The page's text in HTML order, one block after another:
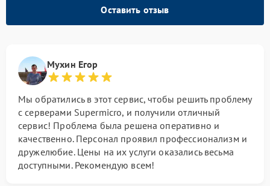
Оставить отзыв
Мухин Егор
Мы обратились в этот сервис, чтобы решить проблему
с серверами Supermicro, и получили отличный
сервис! Проблема была решена оперативно и
качественно. Персонал проявил профессионализм и
дружелюбие. Цены на их услуги оказались весьма
доступными. Рекомендую всем!